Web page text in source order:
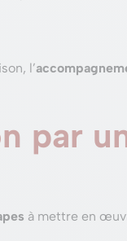
l’
par
à mettre en